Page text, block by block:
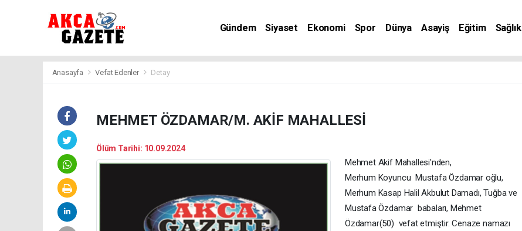
Gündem Siyaset Ekonomi Spor Dünya Asayiş Eğitim Sağlık
Anasayfa Vefat Edenler Detay
MEHMET ÖZDAMAR/M. AKİF MAHALLESİ
Ölüm Tarihi: 10.09.2024
Mehmet Akif Mahallesi'nden,
Merhum Koyuncu Mustafa Özdamar oğlu,
Merhum Kasap Halil Akbulut Damadı, Tuğba ve
Mustafa Özdamar babaları, Mehmet
Özdamar(50) vefat etmiştir. Cenaze namazı